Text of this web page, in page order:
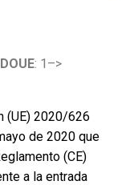
DOUE: 1–>
(UE) 2020/626
de 2020 que
(CE)
a la entrada